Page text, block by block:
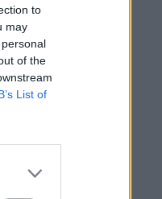
to
may
of the
List of